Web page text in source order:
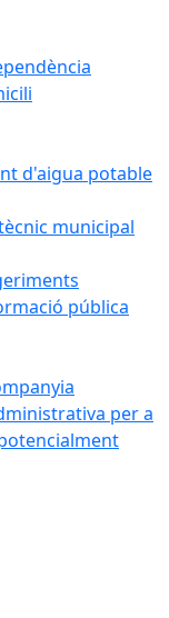
d'aigua potable
municipal
pública
per a